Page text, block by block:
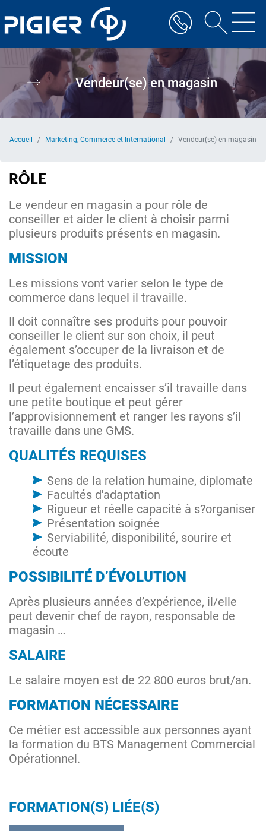
au
contenu
Vendeur(se) en magasin
Accueil Marketing, Commerce et International Vendeur(se) en magasin
RÔLE
Le vendeur en magasin a pour rôle de
conseiller et aider le client à choisir parmi
plusieurs produits présents en magasin.
MISSION
Les missions vont varier selon le type de
commerce dans lequel il travaille.
Il doit connaître ses produits pour pouvoir
conseiller le client sur son choix, il peut
également s’occuper de la livraison et de
l’étiquetage des produits.
Il peut également encaisser s’il travaille dans
une petite boutique et peut gérer
l’approvisionnement et ranger les rayons s’il
travaille dans une GMS.
QUALITÉS REQUISES
Sens de la relation humaine, diplomate
Facultés d'adaptation
Rigueur et réelle capacité à s?organiser
Présentation soignée
Serviabilité, disponibilité, sourire et
écoute
POSSIBILITÉ D’ÉVOLUTION
Après plusieurs années d’expérience, il/elle
peut devenir chef de rayon, responsable de
magasin …
SALAIRE
Le salaire moyen est de 22 800 euros brut/an.
FORMATION NÉCESSAIRE
Ce métier est accessible aux personnes ayant
la formation du BTS Management Commercial
Opérationnel.
FORMATION(S) LIÉE(S)